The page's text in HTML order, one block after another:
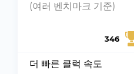
(여러 벤치마크 기준)
346
더 빠른 클럭 속도